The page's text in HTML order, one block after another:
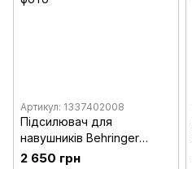
Артикул: 1337402008
Підсилювач для
навушників Behringer
Powerplay P2
2 650 грн